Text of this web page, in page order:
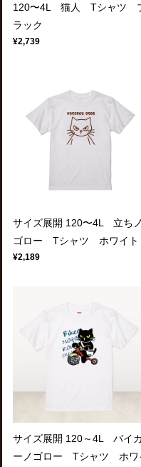
120〜4L 猫人 Tシャツ
ラック
¥2,739
サイズ展開 120〜4L 立ちノ
ゴロー Tシャツ ホワイト
¥2,189
サイズ展開 120～4L バイカ
ーノゴロー Tシャツ ホワ